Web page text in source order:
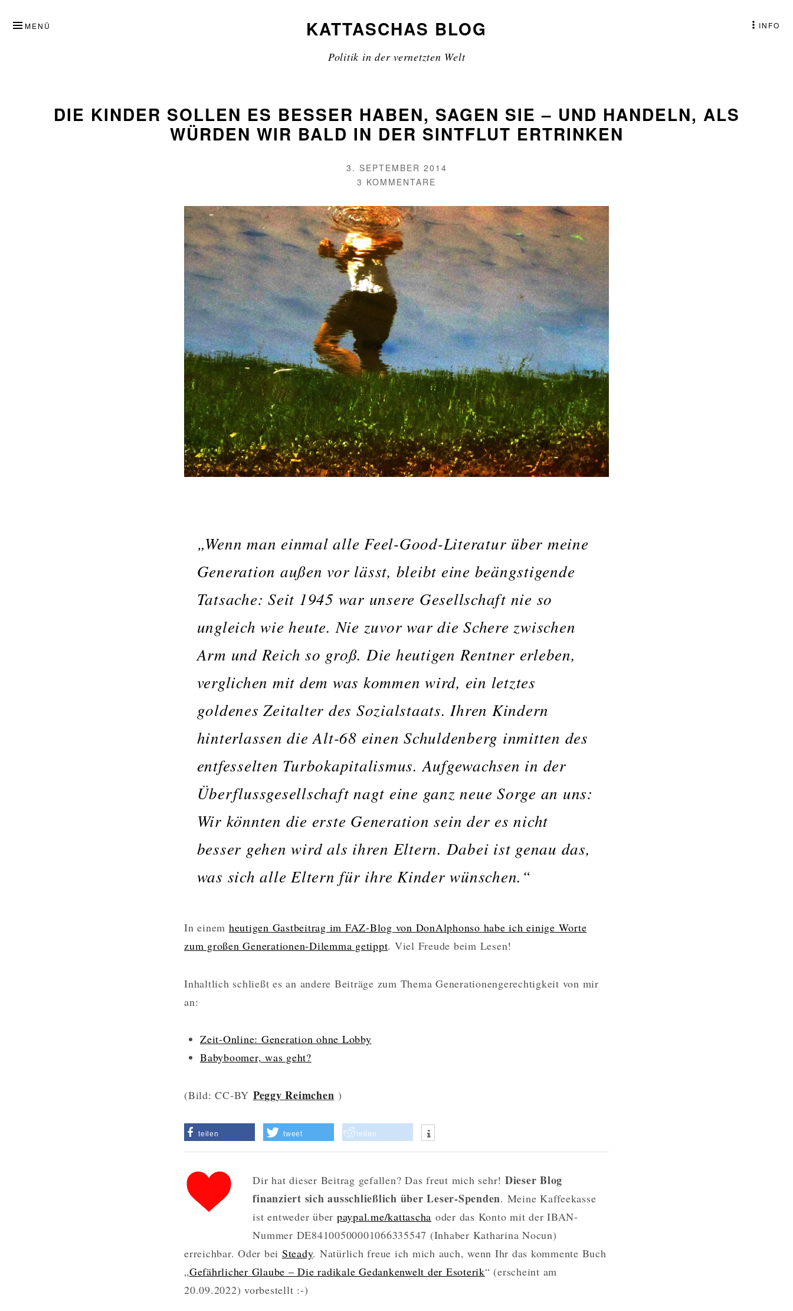
INHALT
KATTASCHAS BLOG
Politik in der vernetzten Welt
MENÜ INFO
DIE KINDER SOLLEN ES BESSER HABEN, SAGEN SIE – UND HANDELN, ALS
WÜRDEN WIR BALD IN DER SINTFLUT ERTRINKEN
VERÖFFENTLICHT
AM
3. SEPTEMBER 2014
AUTOR
3 KOMMENTARE
KINDER
SOLLEN
ES
BESSER
HABEN,
SAGEN
SIE
–
UND
HANDELN,
ALS
WÜRDEN
WIR
BALD
IN
DER
SINTFLUT
ERTRINKEN
„Wenn man einmal alle Feel-Good-Literatur über meine
Generation außen vor lässt, bleibt eine beängstigende
Tatsache: Seit 1945 war unsere Gesellschaft nie so
ungleich wie heute. Nie zuvor war die Schere zwischen
Arm und Reich so groß. Die heutigen Rentner erleben,
verglichen mit dem was kommen wird, ein letztes
goldenes Zeitalter des Sozialstaats. Ihren Kindern
hinterlassen die Alt-68 einen Schuldenberg inmitten des
entfesselten Turbokapitalismus. Aufgewachsen in der
Überflussgesellschaft nagt eine ganz neue Sorge an uns:
Wir könnten die erste Generation sein der es nicht
besser gehen wird als ihren Eltern. Dabei ist genau das,
was sich alle Eltern für ihre Kinder wünschen.“
In einem heutigen Gastbeitrag im FAZ-Blog von DonAlphonso habe ich einige Worte
zum großen Generationen-Dilemma getippt. Viel Freude beim Lesen!
Inhaltlich schließt es an andere Beiträge zum Thema Generationengerechtigkeit von mir
an:
Zeit-Online: Generation ohne Lobby
Babyboomer, was geht?
(Bild: CC-BY Peggy Reimchen )
teilen tweet teilen
Dir hat dieser Beitrag gefallen? Das freut mich sehr! Dieser Blog
finanziert sich ausschließlich über Leser-Spenden. Meine Kaffeekasse
ist entweder über paypal.me/kattascha oder das Konto mit der IBAN-
Nummer DE84100500001066335547 (Inhaber Katharina Nocun)
erreichbar. Oder bei Steady. Natürlich freue ich mich auch, wenn Ihr das kommente Buch
„Gefährlicher Glaube – Die radikale Gedankenwelt der Esoterik“ (erscheint am
20.09.2022) vorbestellt :-)